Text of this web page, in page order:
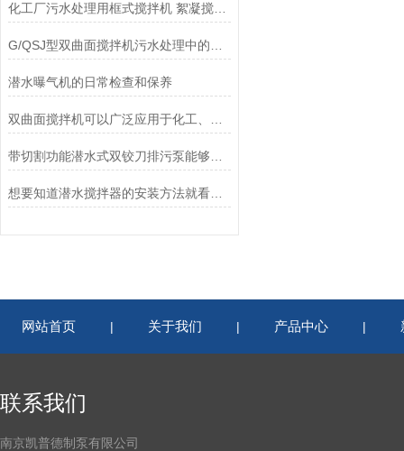
化工厂污水处理用框式搅拌机 絮凝搅拌机 环保污水加药处理设备
潜水曝气机的日常检查和保养
想要知道潜水搅拌器的安装方法就看看这些吧
网站首页 | 关于我们 | 产品中心 |
联系我们
南京凯普德制泵有限公司